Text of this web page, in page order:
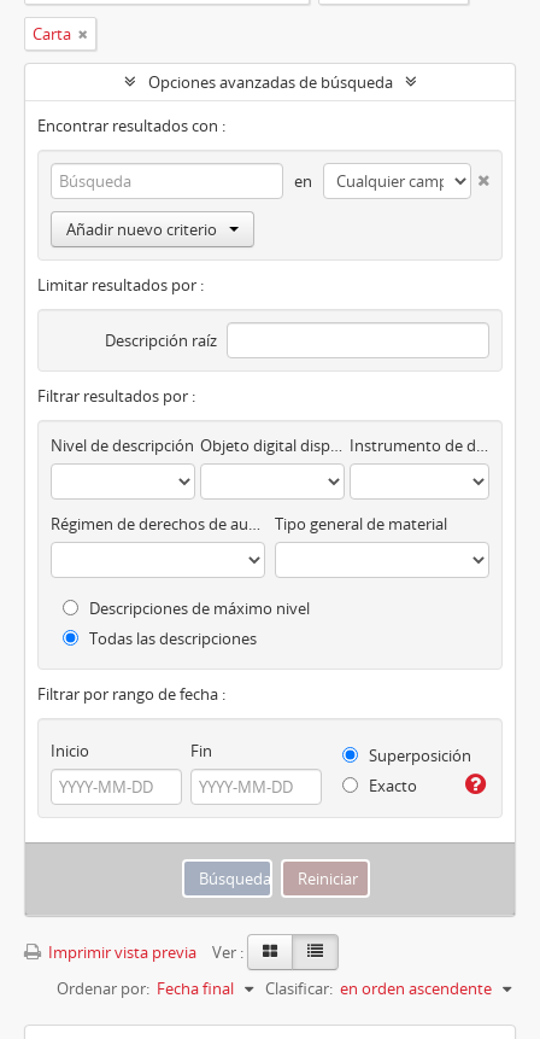
Carta
Opciones avanzadas de búsqueda
Encontrar resultados con :
en
Añadir nuevo criterio
Limitar resultados por :
Descripción raíz
Filtrar resultados por :
Nivel de descripción Objeto digital disponibles Instrumento de descripción
Régimen de derechos de autor Tipo general de material
Descripciones de máximo nivel
Todas las descripciones
Filtrar por rango de fecha :
Inicio Fin
Superposición
Exacto
Imprimir vista previa
Ver :
Ordenar por: Fecha final Clasificar: en orden ascendente